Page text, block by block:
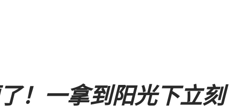
！一拿到阳光下立刻